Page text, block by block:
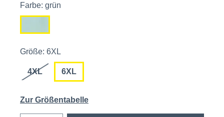
Farbe: grün
Größe: 6XL
4XL 6XL
Zur Größentabelle